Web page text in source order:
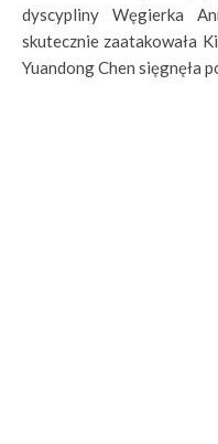
dyscypliny Węgierka
skutecznie zaatakowała
Yuandong Chen sięgnęła